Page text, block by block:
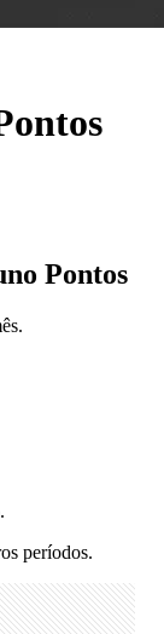
Pontos
períodos.